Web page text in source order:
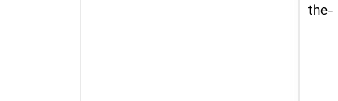
1956995936 است. شماره‌تلفن تماس این مرکز 02122195304 و 02122195303 و آدرس وب‌سایت دانشگاه تهران شمال the-